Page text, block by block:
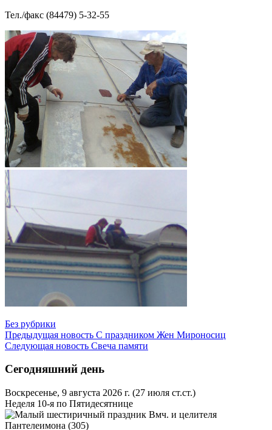
Тел./факс (84479) 5-32-55
Без рубрики
Предыдущая новость С праздником Жен Мироносиц
Следующая новость Свеча памяти
Сегодняшний день
Воскресенье, 9 августа 2026 г. (27 июля ст.ст.)
Неделя 10-я по Пятидесятнице
Вмч. и целителя
Пантелеимона (305)